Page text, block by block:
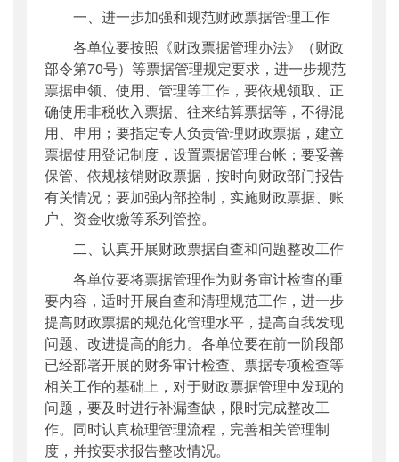
公文类型
：部办公厅文件
一、进一步加强和规范财政票据管理工作
各单位要按照《财政票据管理办法》（财政
部令第70号）等票据管理规定要求，进一步规范
票据申领、使用、管理等工作，要依规领取、正
确使用非税收入票据、往来结算票据等，不得混
用、串用；要指定专人负责管理财政票据，建立
票据使用登记制度，设置票据管理台帐；要妥善
保管、依规核销财政票据，按时向财政部门报告
有关情况；要加强内部控制，实施财政票据、账
户、资金收缴等系列管控。
二、认真开展财政票据自查和问题整改工作
各单位要将票据管理作为财务审计检查的重
要内容，适时开展自查和清理规范工作，进一步
提高财政票据的规范化管理水平，提高自我发现
问题、改进提高的能力。各单位要在前一阶段部
已经部署开展的财务审计检查、票据专项检查等
相关工作的基础上，对于财政票据管理中发现的
问题，要及时进行补漏查缺，限时完成整改工
作。同时认真梳理管理流程，完善相关管理制
度，并按要求报告整改情况。